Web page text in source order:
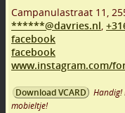
Campanulastraat 11 ,
******@davries.nl,
facebook
facebook
www.instagram.com/
Download VCARD
mobieltje!